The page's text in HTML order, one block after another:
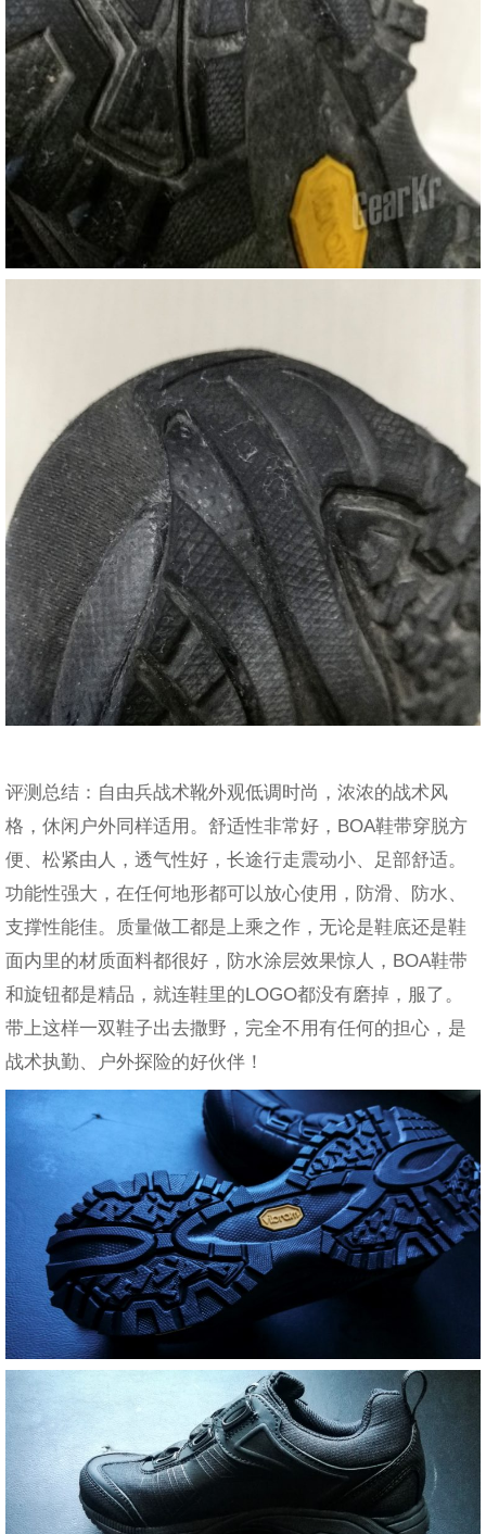
评测总结：自由兵战术靴外观低调时尚，浓浓的战术风
格，休闲户外同样适用。舒适性非常好，BOA鞋带穿脱方
便、松紧由人，透气性好，长途行走震动小、足部舒适。
功能性强大，在任何地形都可以放心使用，防滑、防水、
支撑性能佳。质量做工都是上乘之作，无论是鞋底还是鞋
面内里的材质面料都很好，防水涂层效果惊人，BOA鞋带
和旋钮都是精品，就连鞋里的LOGO都没有磨掉，服了。
带上这样一双鞋子出去撒野，完全不用有任何的担心，是
战术执勤、户外探险的好伙伴！